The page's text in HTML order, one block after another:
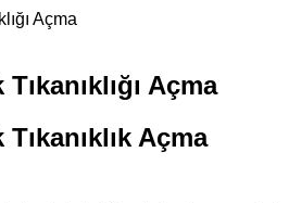
Açma
Açma